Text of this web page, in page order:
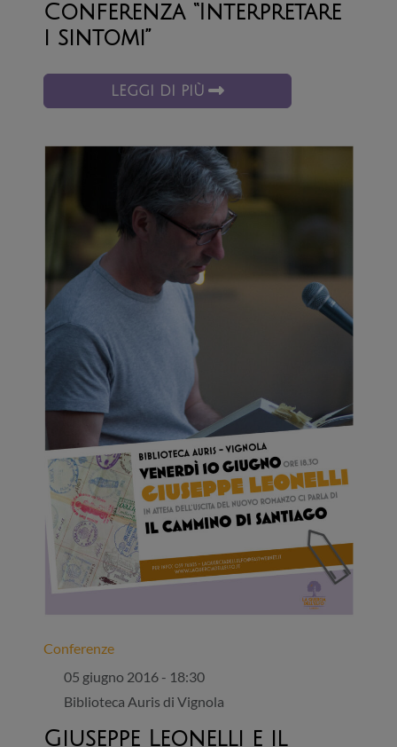
Conferenza “Interpretare
i sintomi”
LEGGI DI PIÙ
Conferenze
05 giugno 2016 - 18:30
Biblioteca Auris di Vignola
Giuseppe Leonelli e il